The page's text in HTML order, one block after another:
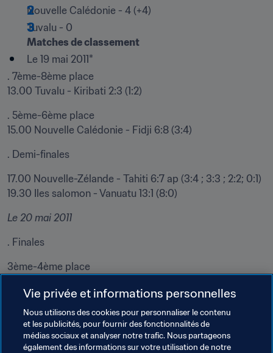
Nouvelle Calédonie - 4 (+4)
Matches de classement
Le 19 mai 2011*
. 7ème-8ème place
13.00 Tuvalu - Kiribati 2:3 (1:2)
. 5ème-6ème place
15.00 Nouvelle Calédonie - Fidji 6:8 (3:4)
. Demi-finales
17.00 Nouvelle-Zélande - Tahiti 6:7 ap (3:4 ; 3:3 ; 2:2; 0:1)
19.30 Iles salomon - Vanuatu 13:1 (8:0)
Le 20 mai 2011
. Finales
3ème-4ème place
0:0)
1ère-2ème place
19.30 Tahiti - Iles Salomon 4:6 (3:1)
Vie privée et informations personnelles
Nous utilisons des cookies pour personnaliser le contenu
et les publicités, pour fournir des fonctionnalités de
médias sociaux et analyser notre trafic. Nous partageons
également des informations sur votre utilisation de notre